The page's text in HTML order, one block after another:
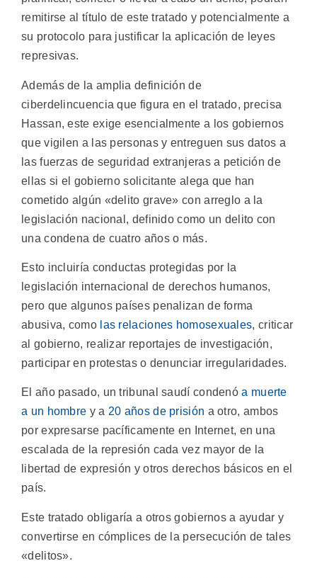
remitirse al título de este tratado y potencialmente a
su protocolo para justificar la aplicación de leyes
represivas.
Además de la amplia definición de
ciberdelincuencia que figura en el tratado, precisa
Hassan, este exige esencialmente a los gobiernos
que vigilen a las personas y entreguen sus datos a
las fuerzas de seguridad extranjeras a petición de
ellas si el gobierno solicitante alega que han
cometido algún «delito grave» con arreglo a la
legislación nacional, definido como un delito con
una condena de cuatro años o más.
Esto incluiría conductas protegidas por la
legislación internacional de derechos humanos,
pero que algunos países penalizan de forma
abusiva, como las relaciones homosexuales, criticar
al gobierno, realizar reportajes de investigación,
participar en protestas o denunciar irregularidades.
El año pasado, un tribunal saudí condenóa muerte
a un hombre y a 20 años de prisión a otro, ambos
por expresarse pacíficamente en Internet, en una
escalada de la represión cada vez mayor de la
libertad de expresión y otros derechos básicos en el
país.
Este tratado obligaría a otros gobiernos a ayudar y
convertirse en cómplices de la persecución de tales
«delitos».